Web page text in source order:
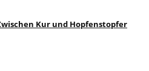
Kur und Hopfenstopfer